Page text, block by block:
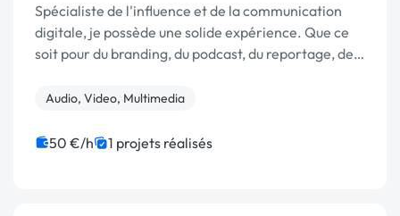
Spécialiste de l'influence et de la communication
digitale, je possède une solide expérience. Que ce
soit pour du branding, du podcast, du reportage, de
Audio, Video, Multimedia
50 €/h 1 projets réalisés